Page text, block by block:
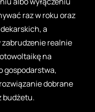
raz w roku oraz
a
realnie
na
gospodarstwa,
dobrane
budżetu.